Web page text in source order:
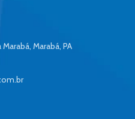
Marabá, PA